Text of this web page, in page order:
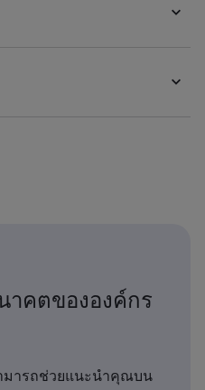
าคตขององค์กร
ามารถช่วยแนะนำคุณบน